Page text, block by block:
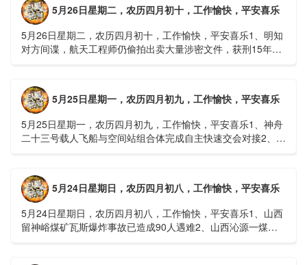
5月26日星期二，农历四月初十，工作愉快，平安喜乐
5月26日星期二，农历四月初十，工作愉快，平安喜乐1、明知
对方间谍，航天工程师仍偷拍出卖大量涉密文件，获刑15年
5月25日星期一，农历四月初九，工作愉快，平安喜乐
5月25日星期一，农历四月初九，工作愉快，平安喜乐1、神舟
二十三号载人飞船与空间站组合体完成自主快速交会对接2、山
5月24日星期日，农历四月初八，工作愉快，平安喜乐
5月24日星期日，农历四月初八，工作愉快，平安喜乐1、山西
留神峪煤矿瓦斯爆炸事故已造成90人遇难2、山西沁源一煤矿